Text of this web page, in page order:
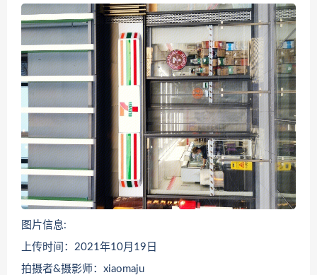
图片信息:
上传时间：2021年10月19日
拍摄者&摄影师：xiaomaju